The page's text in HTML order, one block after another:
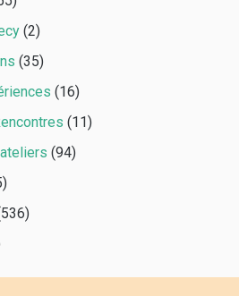
(2)
(35)
(16)
(11)
(94)